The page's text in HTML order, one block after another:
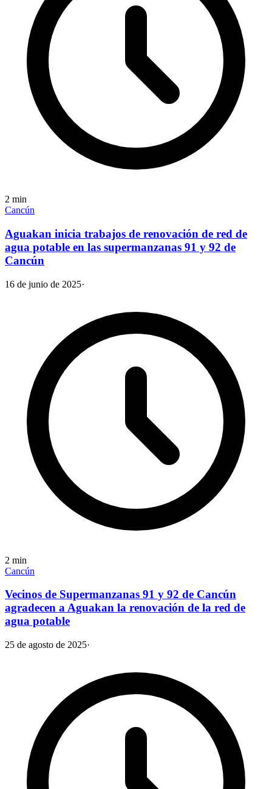
2 min
Cancún
Aguakan inicia trabajos de renovación de red de
agua potable en las supermanzanas 91 y 92 de
Cancún
16 de junio de 2025·
2 min
Cancún
Vecinos de Supermanzanas 91 y 92 de Cancún
agradecen a Aguakan la renovación de la red de
agua potable
25 de agosto de 2025·